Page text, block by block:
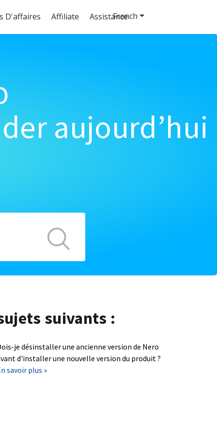
D'affaires Affiliate Assistance
aujourd’hui
suivants :
je désinstaller une ancienne version de Nero
d'installer une nouvelle version du produit ?
savoir plus »
French